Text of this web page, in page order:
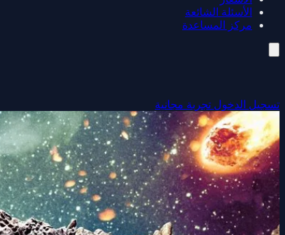
الأسئلة الشائعة
مركز المساعدة
تسجيل الدخول تجربة مجانية